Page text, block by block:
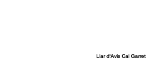
Llar d'Avis Cal Garret